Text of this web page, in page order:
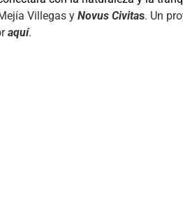
Villegas y Novus Civitas. Un
aquí.